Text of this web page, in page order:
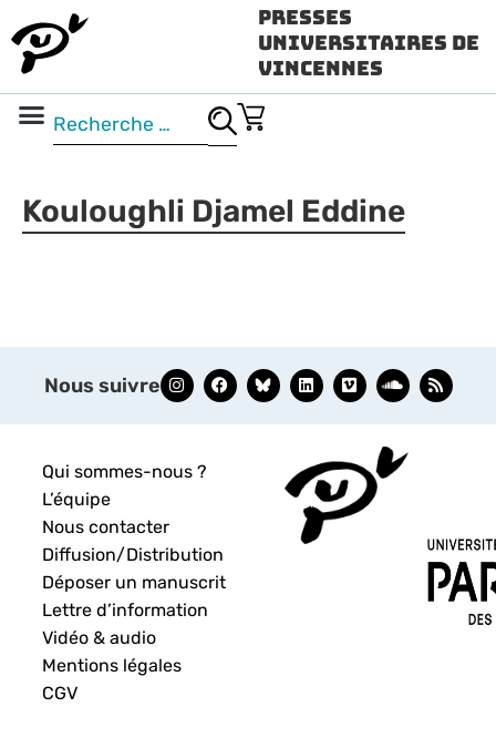
Presses
Universitaires de
Vincennes
Kouloughli Djamel Eddine
Nous suivre
Qui sommes-nous ?
L’équipe
Nous contacter
Diffusion/Distribution
Déposer un manuscrit
Lettre d’information
Vidéo & audio
Mentions légales
CGV